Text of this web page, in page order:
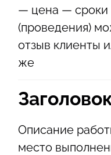
— цена — сроки
(проведения)
отзыв клиенты
же
Описание
место